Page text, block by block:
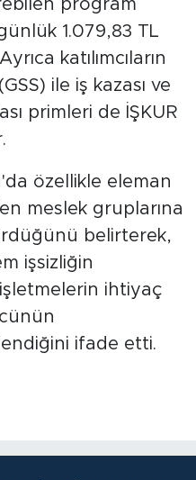
program
1.079,83 TL
katılımcıların
ile iş kazası ve
primleri de İŞKUR
özellikle eleman
meslek gruplarına
belirterek,
işsizliğin
işletmelerin ihtiyaç
ifade etti.